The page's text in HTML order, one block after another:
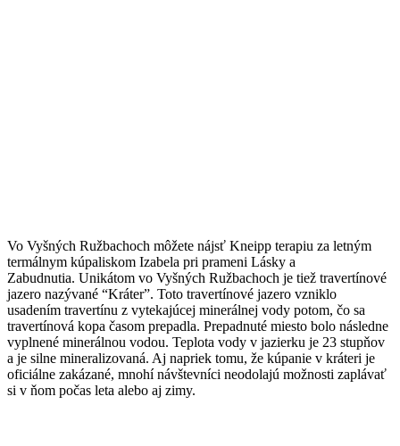
Vo Vyšných Ružbachoch môžete nájsť Kneipp terapiu za letným
termálnym kúpaliskom Izabela pri prameni Lásky a
Zabudnutia. Unikátom vo Vyšných Ružbachoch je tiež travertínové
jazero nazývané “Kráter”. Toto travertínové jazero vzniklo
usadením travertínu z vytekajúcej minerálnej vody potom, čo sa
travertínová kopa časom prepadla. Prepadnuté miesto bolo následne
vyplnené minerálnou vodou. Teplota vody v jazierku je 23 stupňov
a je silne mineralizovaná. Aj napriek tomu, že kúpanie v kráteri je
oficiálne zakázané, mnohí návštevníci neodolajú možnosti zaplávať
si v ňom počas leta alebo aj zimy.